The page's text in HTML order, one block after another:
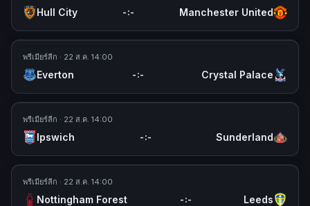
Hull City - :- Manchester United
พรีเมียร์ลีก · 22 ส.ค. 14:00
Everton - :- Crystal Palace
พรีเมียร์ลีก · 22 ส.ค. 14:00
Ipswich - :- Sunderland
พรีเมียร์ลีก · 22 ส.ค. 14:00
Nottingham Forest - :- Leeds